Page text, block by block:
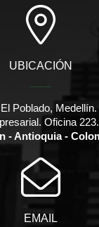
UBICACIÓN
Poblado,
Oficina 223.
- Antioquia -
EMAIL